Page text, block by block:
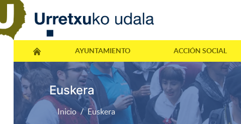
AYUNTAMIENTO ACCIÓN SOCIAL
Euskera
Inicio Euskera